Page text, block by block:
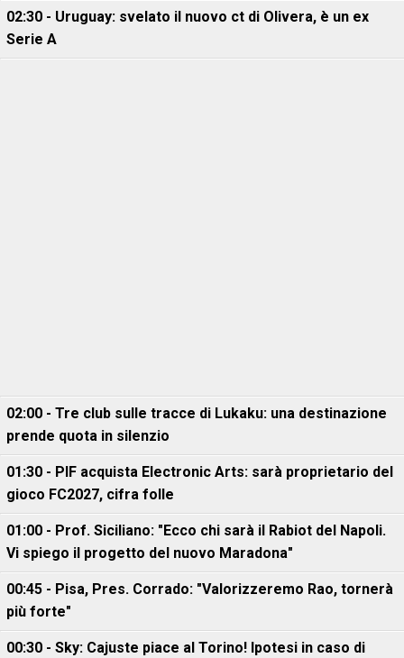
02:30 - Uruguay: svelato il nuovo ct di Olivera, è un ex
Serie A
02:00 - Tre club sulle tracce di Lukaku: una destinazione
prende quota in silenzio
01:30 - PIF acquista Electronic Arts: sarà proprietario del
gioco FC2027, cifra folle
01:00 - Prof. Siciliano: "Ecco chi sarà il Rabiot del Napoli.
Vi spiego il progetto del nuovo Maradona"
00:45 - Pisa, Pres. Corrado: "Valorizzeremo Rao, tornerà
più forte"
00:30 - Sky: Cajuste piace al Torino! Ipotesi in caso di